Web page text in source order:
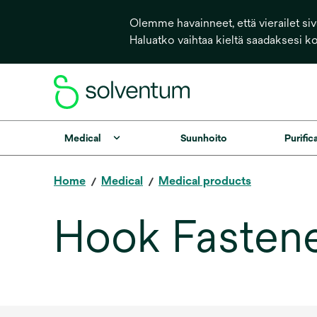
Olemme havainneet, että vierailet
Haluatko vaihtaa kieltä saadaksesi
Medical Suunhoito
Home Medical Medical products
Hook